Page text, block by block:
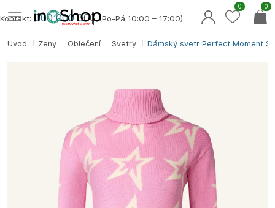
Úvod Ženy Oblečení Svetry Dámský svetr Perfect Moment
Kontakt: 000 000 000(Po-Pá 10:00 – 17:00)
0
0